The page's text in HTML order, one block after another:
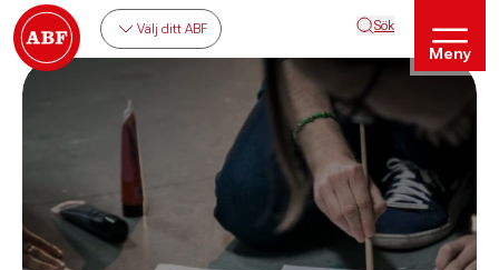
Välj ditt ABF Sök
Meny